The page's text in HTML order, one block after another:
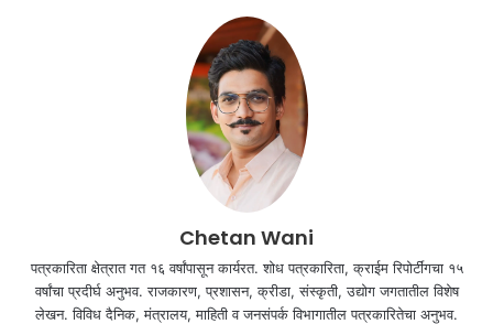
Chetan Wani
पत्रकारिता क्षेत्रात गत १६ वर्षांपासून कार्यरत. शोध पत्रकारिता, क्राईम रिपोर्टींगचा १५
वर्षांचा प्रदीर्घ अनुभव. राजकारण, प्रशासन, क्रीडा, संस्कृती, उद्योग जगतातील विशेष
लेखन. विविध दैनिक, मंत्रालय, माहिती व जनसंपर्क विभागातील पत्रकारितेचा अनुभव.